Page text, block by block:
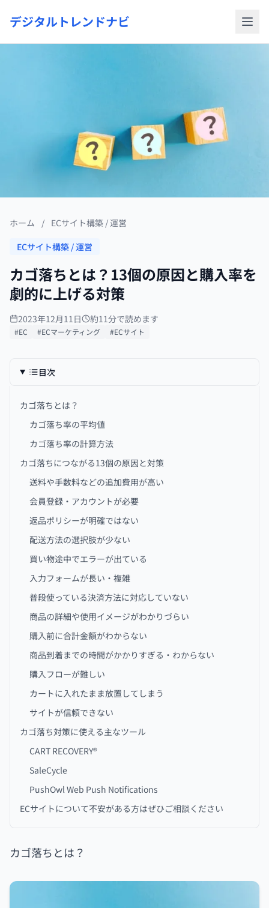
デジタルトレンドナビ
ホーム / ECサイト構築 / 運営
ECサイト構築 / 運営
カゴ落ちとは？13個の原因と購入率を
劇的に上げる対策
2023年12月11日 約11分で読めます
#EC #ECマーケティング #ECサイト
目次
カゴ落ちとは？
カゴ落ち率の平均値
カゴ落ち率の計算方法
カゴ落ちにつながる13個の原因と対策
送料や手数料などの追加費用が高い
会員登録・アカウントが必要
返品ポリシーが明確ではない
配送方法の選択肢が少ない
買い物途中でエラーが出ている
入力フォームが長い・複雑
普段使っている決済方法に対応していない
商品の詳細や使用イメージがわかりづらい
購入前に合計金額がわからない
商品到着までの時間がかかりすぎる・わからない
購入フローが難しい
カートに入れたまま放置してしまう
サイトが信頼できない
カゴ落ち対策に使える主なツール
CART RECOVERY®
SaleCycle
PushOwl Web Push Notifications
ECサイトについて不安がある方はぜひご相談ください
カゴ落ちとは？